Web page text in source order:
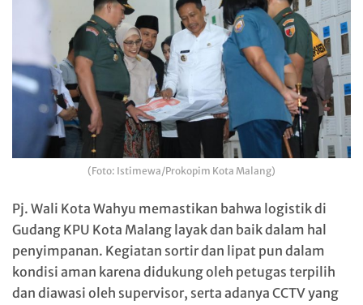
(Foto: Istimewa/Prokopim Kota Malang)
Pj. Wali Kota Wahyu memastikan bahwa logistik di
Gudang KPU Kota Malang layak dan baik dalam hal
penyimpanan. Kegiatan sortir dan lipat pun dalam
kondisi aman karena didukung oleh petugas terpilih
dan diawasi oleh supervisor, serta adanya CCTV yang